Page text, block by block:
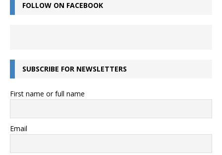
FOLLOW ON FACEBOOK
SUBSCRIBE FOR NEWSLETTERS
First name or full name
Email